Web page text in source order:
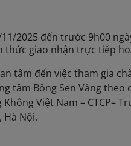
2025 đến trước 9h00
thức giao nhận trực tiếp
tâm đến việc tham gia
tâm Bông Sen Vàng theo
Việt Nam – CTCP–
Hà Nội.